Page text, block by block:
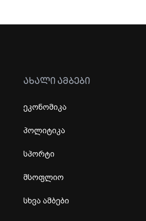
ᲐᲮᲐᲚᲘ ᲐᲛᲑᲔᲑᲘ
ეკონომიკა
პოლიტიკა
სპორტი
მსოფლიო
სხვა ამბები